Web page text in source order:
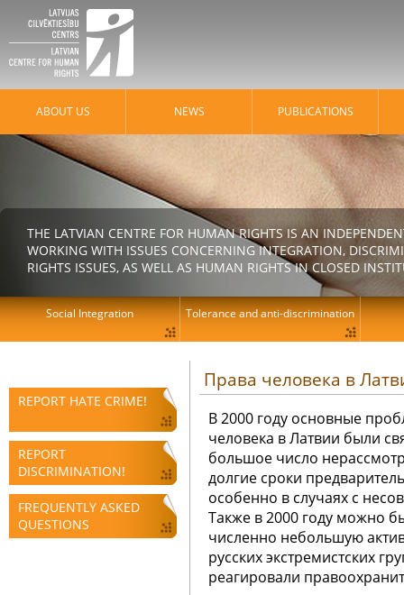
REPORT HATE CRIME!
REPORT
DISCRIMINATION!
FREQUENTLY ASKED
QUESTIONS
Права человека в
В 2000 году основные
человека в Латвии были
большое число
долгие сроки
особенно в случаях с
Также в 2000 году можно
численно небольшую
русских экстремистских
реагировали
ABOUT US NEWS PUBLICATIONS
THE LATVIAN CENTRE FOR HUMAN RIGHTS IS AN
WORKING WITH ISSUES CONCERNING INTEGRATION,
RIGHTS ISSUES, AS WELL AS HUMAN RIGHTS IN CLOSED
Social Integration Tolerance and anti-discrimination